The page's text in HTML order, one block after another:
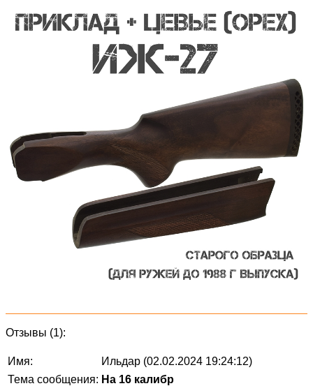
Отзывы (1):
Имя:
Ильдар (02.02.2024 19:24:12)
Тема сообщения: На 16 калибр